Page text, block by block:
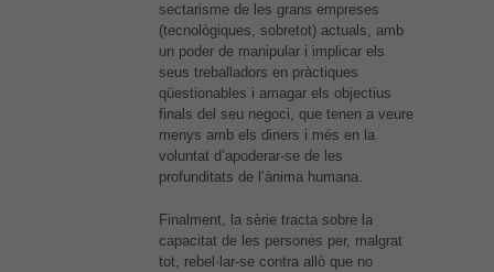
sectarisme de les grans empreses
(tecnològiques, sobretot) actuals, amb
un poder de manipular i implicar els
seus treballadors en pràctiques
qüestionables i amagar els objectius
finals del seu negoci, que tenen a veure
menys amb els diners i més en la
voluntat d’apoderar-se de les
profunditats de l’ànima humana.
Finalment, la sèrie tracta sobre la
capacitat de les persones per, malgrat
tot, rebel·lar-se contra allò que no